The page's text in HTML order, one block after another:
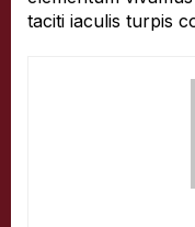
taciti iaculis turpis